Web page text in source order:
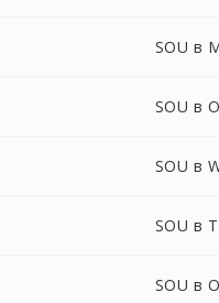
SOU в
SOU в
SOU в
SOU в
SOU в